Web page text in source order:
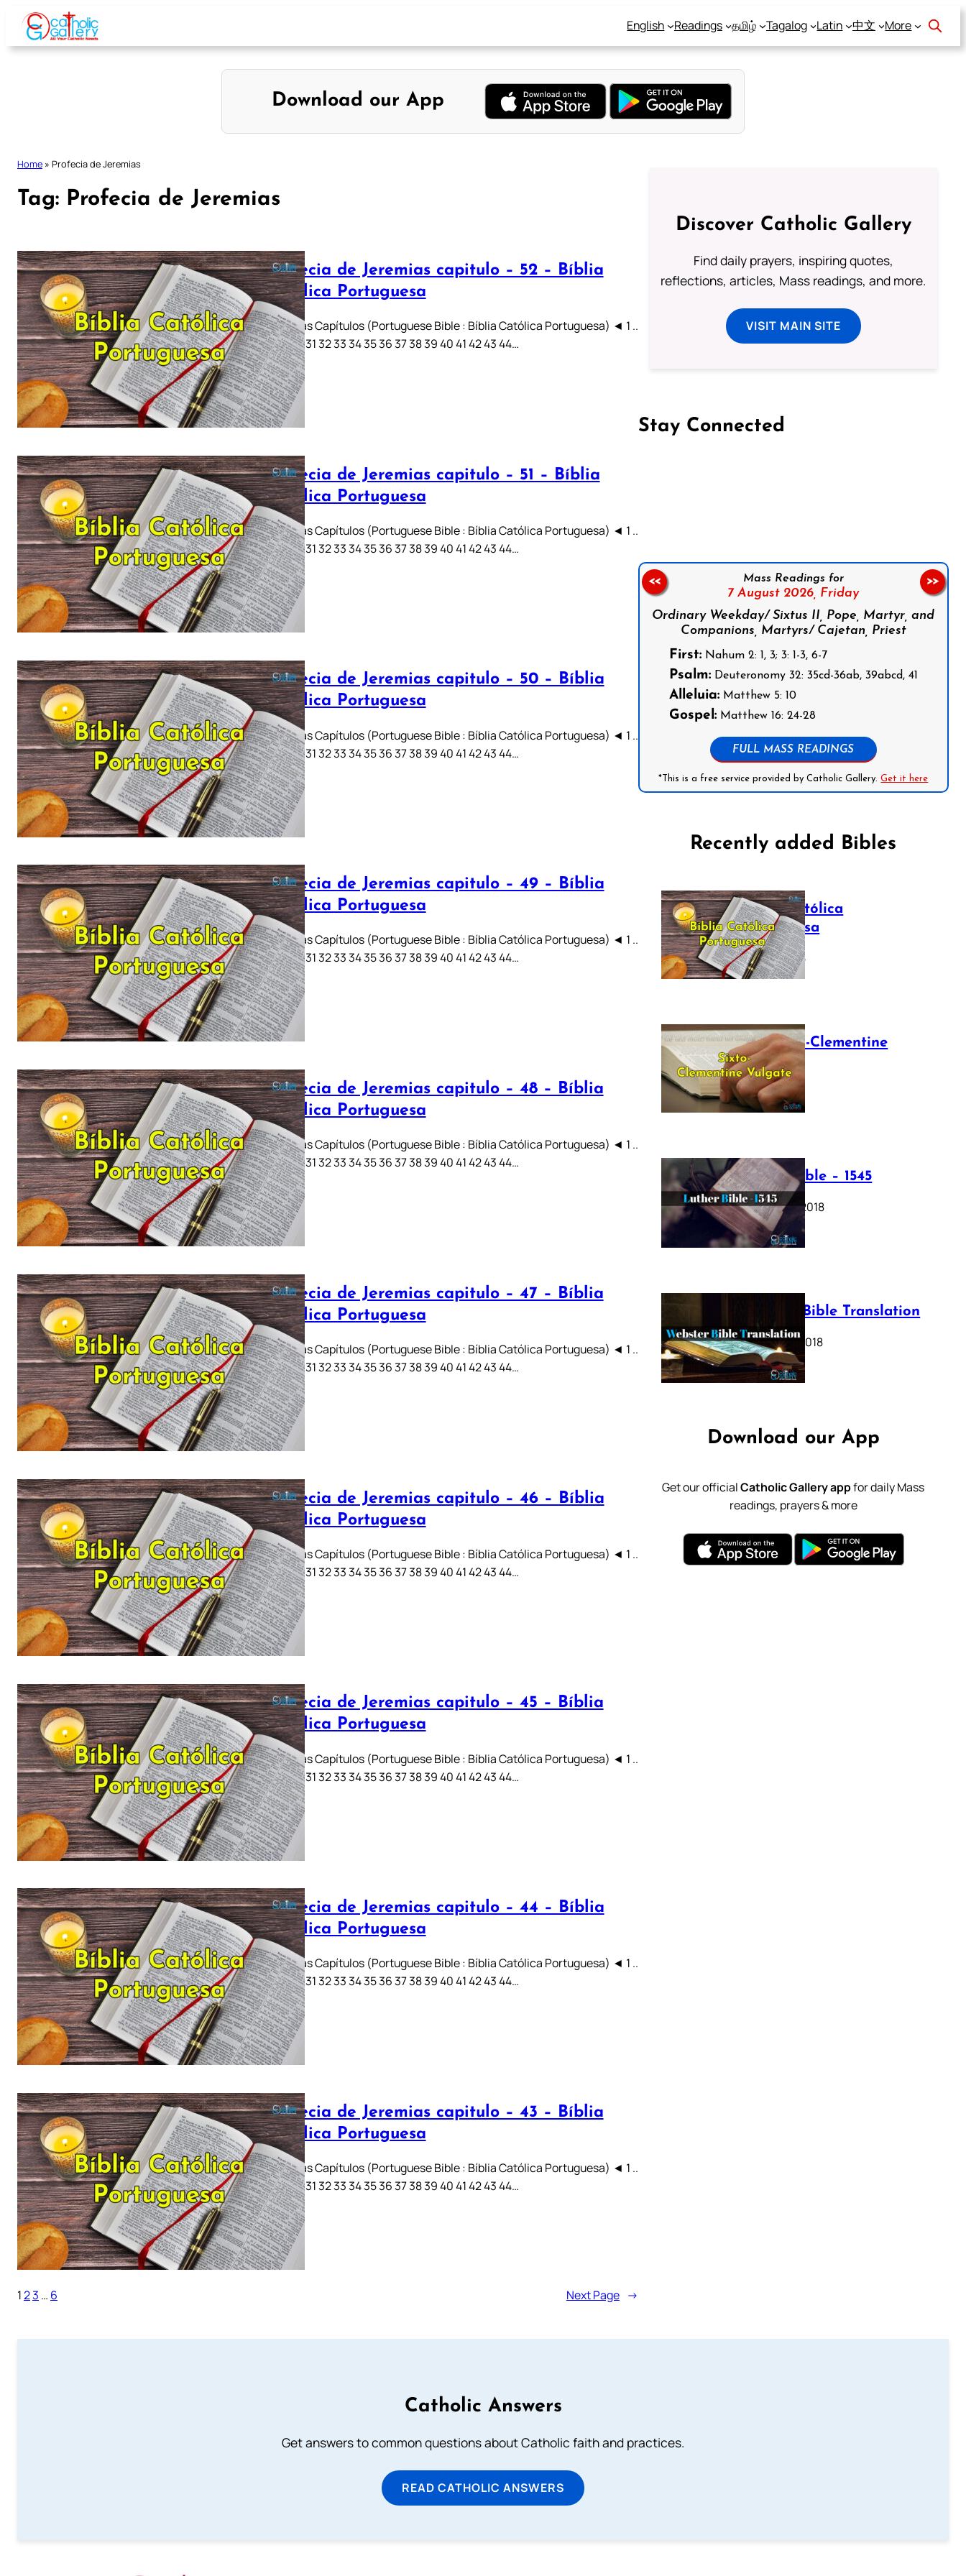
Skip
content
English Readings தமிழ் Tagalog Latin 中文 More
Download our App
Home » Profecia de Jeremias
Tag: Profecia de Jeremias
Profecia de Jeremias capitulo – 52 – Bíblia
Católica Portuguesa
Jeremias Capítulos (Portuguese Bible : Bíblia Católica Portuguesa) ◄ 1 ..
11 .. 21 .. 31 32 33 34 35 36 37 38 39 40 41 42 43 44…
Profecia de Jeremias capitulo – 51 – Bíblia
Católica Portuguesa
Jeremias Capítulos (Portuguese Bible : Bíblia Católica Portuguesa) ◄ 1 ..
11 .. 21 .. 31 32 33 34 35 36 37 38 39 40 41 42 43 44…
Profecia de Jeremias capitulo – 50 – Bíblia
Católica Portuguesa
Jeremias Capítulos (Portuguese Bible : Bíblia Católica Portuguesa) ◄ 1 ..
11 .. 21 .. 31 32 33 34 35 36 37 38 39 40 41 42 43 44…
Profecia de Jeremias capitulo – 49 – Bíblia
Católica Portuguesa
Jeremias Capítulos (Portuguese Bible : Bíblia Católica Portuguesa) ◄ 1 ..
11 .. 21 .. 31 32 33 34 35 36 37 38 39 40 41 42 43 44…
Profecia de Jeremias capitulo – 48 – Bíblia
Católica Portuguesa
Jeremias Capítulos (Portuguese Bible : Bíblia Católica Portuguesa) ◄ 1 ..
11 .. 21 .. 31 32 33 34 35 36 37 38 39 40 41 42 43 44…
Profecia de Jeremias capitulo – 47 – Bíblia
Católica Portuguesa
Jeremias Capítulos (Portuguese Bible : Bíblia Católica Portuguesa) ◄ 1 ..
11 .. 21 .. 31 32 33 34 35 36 37 38 39 40 41 42 43 44…
Profecia de Jeremias capitulo – 46 – Bíblia
Católica Portuguesa
Jeremias Capítulos (Portuguese Bible : Bíblia Católica Portuguesa) ◄ 1 ..
11 .. 21 .. 31 32 33 34 35 36 37 38 39 40 41 42 43 44…
Profecia de Jeremias capitulo – 45 – Bíblia
Católica Portuguesa
Jeremias Capítulos (Portuguese Bible : Bíblia Católica Portuguesa) ◄ 1 ..
11 .. 21 .. 31 32 33 34 35 36 37 38 39 40 41 42 43 44…
Profecia de Jeremias capitulo – 44 – Bíblia
Católica Portuguesa
Jeremias Capítulos (Portuguese Bible : Bíblia Católica Portuguesa) ◄ 1 ..
11 .. 21 .. 31 32 33 34 35 36 37 38 39 40 41 42 43 44…
Profecia de Jeremias capitulo – 43 – Bíblia
Católica Portuguesa
Jeremias Capítulos (Portuguese Bible : Bíblia Católica Portuguesa) ◄ 1 ..
11 .. 21 .. 31 32 33 34 35 36 37 38 39 40 41 42 43 44…
123 … 6 Next Page →
Discover Catholic Gallery
Find daily prayers, inspiring quotes,
reflections, articles, Mass readings, and more.
VISIT MAIN SITE
Stay Connected
Mass Readings for
7 August 2026, Friday
Ordinary Weekday/ Sixtus II, Pope, Martyr, and
Companions, Martyrs/ Cajetan, Priest
First:Nahum 2: 1, 3; 3: 1-3, 6-7
Psalm:Deuteronomy 32: 35cd-36ab, 39abcd, 41
Alleluia:Matthew 5: 10
Gospel:Matthew 16: 24-28
FULL MASS READINGS
*This is a free service provided by Catholic Gallery.Get it here
<< >>
Recently added Bibles
Bíblia Católica
Portuguesa
July 16, 2025
The Sixto-Clementine
Vulgate
July 12, 2025
Luther Bible – 1545
October 17, 2018
Webster Bible Translation
October 11, 2018
Download our App
Get our officialCatholic Gallery appfor daily Mass
readings, prayers & more
Catholic Answers
Get answers to common questions about Catholic faith and practices.
READ CATHOLIC ANSWERS